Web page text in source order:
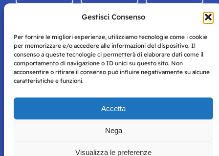
Gestisci Consenso
Per fornire le migliori esperienze, utilizziamo tecnologie come i cookie
per memorizzare e/o accedere alle informazioni del dispositivo. Il
consenso a queste tecnologie ci permetterà di elaborare dati come il
comportamento di navigazione o ID unici su questo sito. Non
acconsentire o ritirare il consenso può influire negativamente su alcune
caratteristiche e funzioni.
Accetta
Nega
Visualizza le preferenze
Storie di Napoli è una testata registrata presso il tribunale di
per mero scopo didattico e informativo.
perseguito secondo i termini di legge. Si nega l’utilizzo delle